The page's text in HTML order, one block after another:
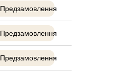
Предзамовлення
Предзамовлення
Предзамовлення